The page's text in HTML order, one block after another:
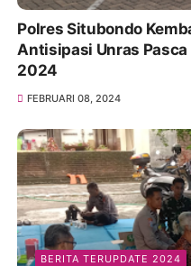
Polres Situbondo
Antisipasi Unras
2024
FEBRUARI 08, 2024
BERITA TERUPDATE 2024